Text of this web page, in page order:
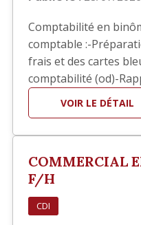
Comptabilité en
comptable :-
frais et des cartes
comptabilité (od)-
ponctuels-Aide pour
Contrôle et/ou
médica…
VOIR LE DÉTAIL
COMMERCIAL
F/H
CDI